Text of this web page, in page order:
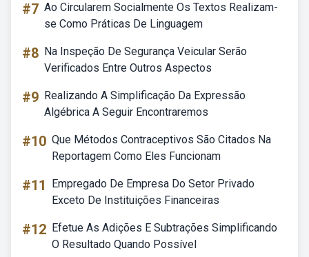
#7 Ao Circularem Socialmente Os Textos Realizam-
se Como Práticas De Linguagem
#8 Na Inspeção De Segurança Veicular Serão
Verificados Entre Outros Aspectos
#9 Realizando A Simplificação Da Expressão
Algébrica A Seguir Encontraremos
#10 Que Métodos Contraceptivos São Citados Na
Reportagem Como Eles Funcionam
#11
Empregado De Empresa Do Setor Privado
Exceto De Instituições Financeiras
#12 Efetue As Adições E Subtrações Simplificando
O Resultado Quando Possível